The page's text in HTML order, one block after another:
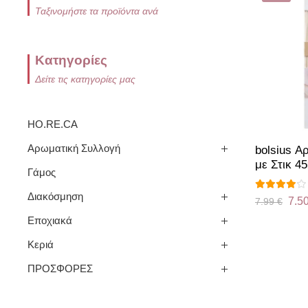
bolsius
με Στικ
με4.00
7.99€
Ταξινομήστε τα προϊόντα ανά
Κατηγορίες
Δείτε τις κατηγορίες μας
HO.RE.CA
Αρωματική Συλλογή
Γάμος
Διακόσμηση
Εποχιακά
Κεριά
ΠΡΟΣΦΟΡΕΣ